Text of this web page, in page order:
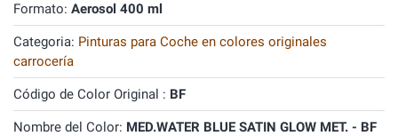
Formato: Aerosol 400 ml
Categoria: Pinturas para Coche en colores originales
carrocería
Código de Color Original : BF
Nombre del Color: MED.WATER BLUE SATIN GLOW MET. - BF